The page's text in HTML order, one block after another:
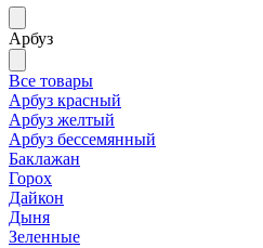
Арбуз
Все товары
Арбуз красный
Арбуз желтый
Арбуз бессемянный
Баклажан
Горох
Дайкон
Дыня
Зеленные